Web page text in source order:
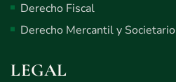
Derecho Fiscal
Derecho Mercantil y Societario
LEGAL